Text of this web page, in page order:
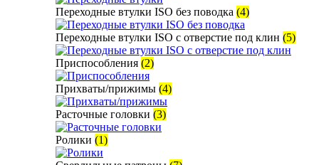
Переходные втулки ISO без поводка (4)
Переходные втулки ISO с отверстие под клин (5)
Приспособления (2)
Прихваты/прижимы (4)
Расточные головки (3)
Ролики (1)